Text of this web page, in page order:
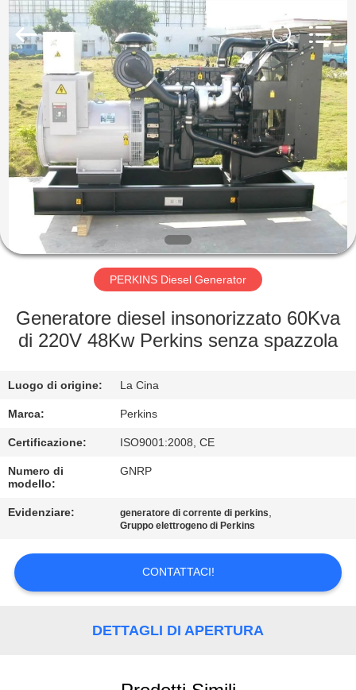
CASA
PRODOTTI
CIRCA
NOI
GIRO
FABBRICA
DI
QUALITÀ
CONTATTICI
RICHIEDA
CITAZIONE
Shenzhen
Power
Equipment
Co.,
Ltd..
Rights
Reserved.
PERKINS Diesel Generator
Generatore diesel insonorizzato 60Kva
di 220V 48Kw Perkins senza spazzola
Luogo di origine: La Cina
Marca: Perkins
Certificazione: ISO9001:2008, CE
Numero di
modello:
GNRP
Evidenziare: generatore di corrente di perkins,
Gruppo elettrogeno di Perkins
CONTATTACI!
DETTAGLI DI APERTURA